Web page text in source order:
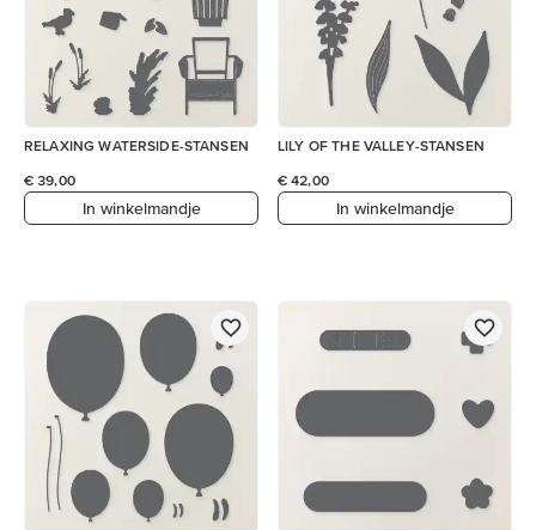
RELAXING WATERSIDE-STANSEN
€ 39,00
In winkelmandje
LILY OF THE VALLEY-STANSEN
€ 42,00
In winkelmandje